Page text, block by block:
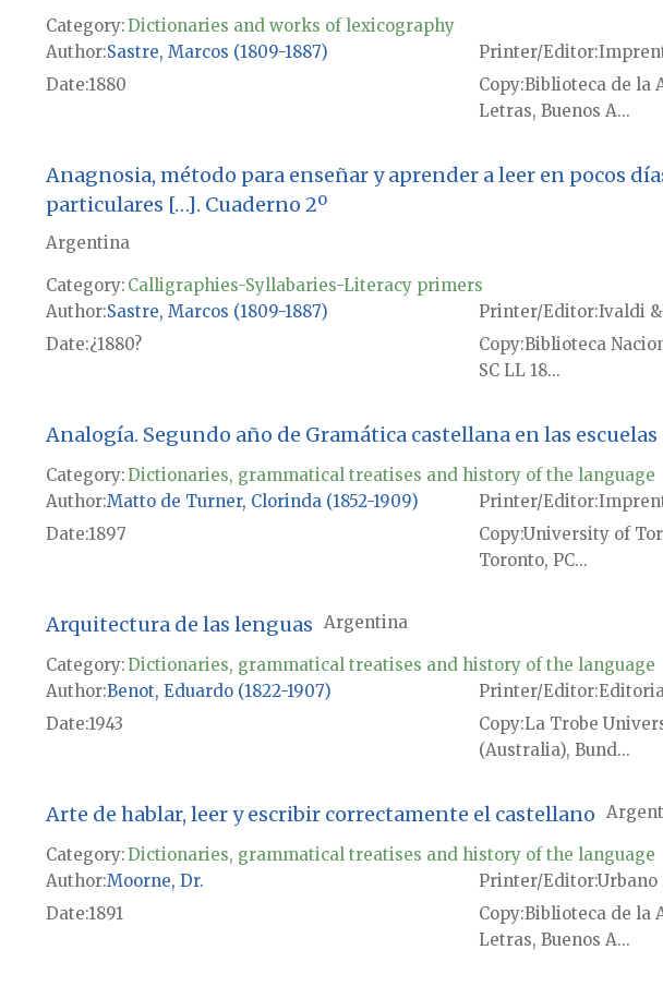
Category:Dictionaries and works of lexicography
Author Sastre, Marcos (1809-1887) Printer/Editor
Date1880 Copy Biblioteca de la
Letras, Buenos A...
Anagnosia, método para enseñar y aprender a leer en pocos
particulares […]. Cuaderno 2º
Argentina
Category: Calligraphies-Syllabaries-Literacy primers
Author Sastre, Marcos (1809-1887) Printer/Editor Ivaldi
Date ¿1880? Copy Biblioteca
SC LL 18...
Analogía. Segundo año de Gramática castellana en las
Category:Dictionaries, grammatical treatises and history of the language
Author Matto de Turner, Clorinda (1852-1909) Printer/Editor
Date1897 CopyUniversity of
Toronto, PC...
Arquitectura de las lenguas Argentina
Category:Dictionaries, grammatical treatises and history of the language
Author Benot, Eduardo (1822-1907) Printer/Editor
Date1943 Copy La Trobe
(Australia), Bund...
Arte de hablar, leer y escribir correctamente el castellano
Category:Dictionaries, grammatical treatises and history of the language
Author Moorne, Dr. Printer/EditorUrbano
Date1891 Copy Biblioteca de la
Letras, Buenos A...